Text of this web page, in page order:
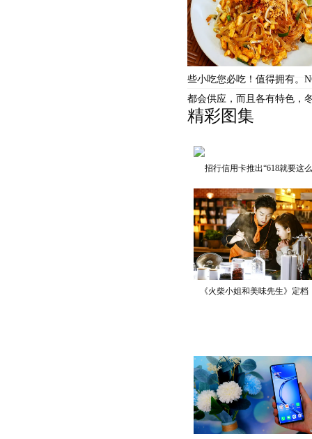
些小吃您必吃！值得拥有。
都会供应，而且各有特色，
精彩图集
招行信用卡推出“618就要这
《火柴小姐和美味先生》定档